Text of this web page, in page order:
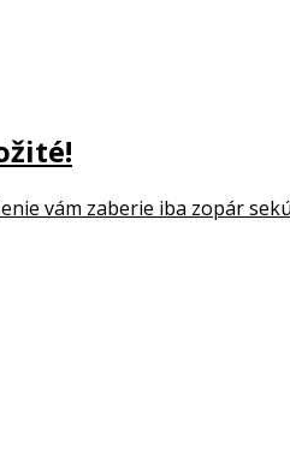
vám zaberie iba zopár